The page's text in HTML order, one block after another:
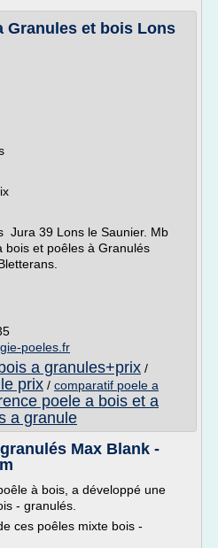
Granules et bois Lons
Jura 39 Lons le Saunier. Mb
bois et poêles à Granulés
poeles.fr
a granules+prix /
prix / comparatif poele a
poele a bois et a
a granule
Max Blank -
à bois, a développé une
- granulés.
ces poêles mixte bois -